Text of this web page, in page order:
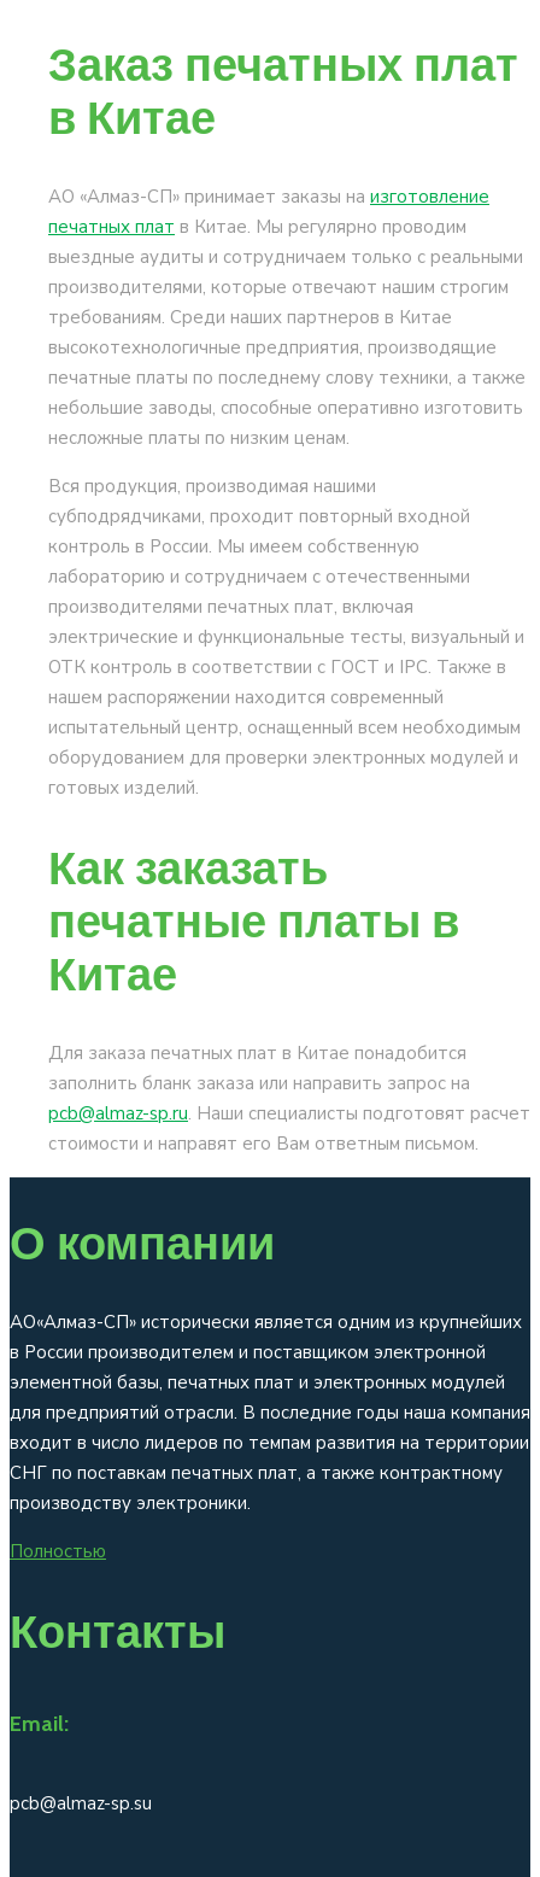
Заказ печатных плат
в Китае
АО «Алмаз-СП» принимает заказы на изготовление
печатных плат в Китае. Мы регулярно проводим
выездные аудиты и сотрудничаем только с реальными
производителями, которые отвечают нашим строгим
требованиям. Среди наших партнеров в Китае
высокотехнологичные предприятия, производящие
печатные платы по последнему слову техники, а также
небольшие заводы, способные оперативно изготовить
несложные платы по низким ценам.
Вся продукция, производимая нашими
субподрядчиками, проходит повторный входной
контроль в России. Мы имеем собственную
лабораторию и сотрудничаем с отечественными
производителями печатных плат, включая
электрические и функциональные тесты, визуальный и
ОТК контроль в соответствии с ГОСТ и IPC. Также в
нашем распоряжении находится современный
испытательный центр, оснащенный всем необходимым
оборудованием для проверки электронных модулей и
готовых изделий.
Как заказать
печатные платы в
Китае
Для заказа печатных плат в Китае понадобится
заполнить бланк заказа или направить запрос на
pcb@almaz-sp.ru. Наши специалисты подготовят расчет
стоимости и направят его Вам ответным письмом.
О компании
АО«Алмаз-СП» исторически является одним из крупнейших
в России производителем и поставщиком электронной
элементной базы, печатных плат и электронных модулей
для предприятий отрасли. В последние годы наша компания
входит в число лидеров по темпам развития на территории
СНГ по поставкам печатных плат, а также контрактному
производству электроники.
Полностью
Контакты
Email:
pcb@almaz-sp.su